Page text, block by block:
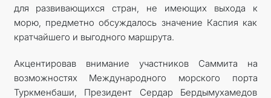
для развивающихся стран, не имеющих выхода к
морю, предметно обсуждалось значение Каспия как
кратчайшего и выгодного маршрута.
Акцентировав внимание участников Саммита на
возможностях Международного морского порта
Туркменбаши, Президент Сердар Бердымухамедов